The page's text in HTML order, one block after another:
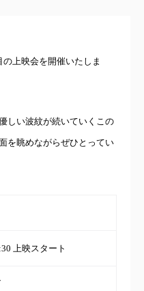
上映会を開催いたしま
しい波紋が続いていくこの
を眺めながらぜひとってい
上映スタート